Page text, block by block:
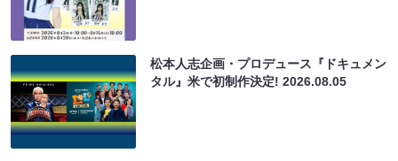
松本人志企画・プロデュース『ドキュメン
タル』米で初制作決定!2026.08.05